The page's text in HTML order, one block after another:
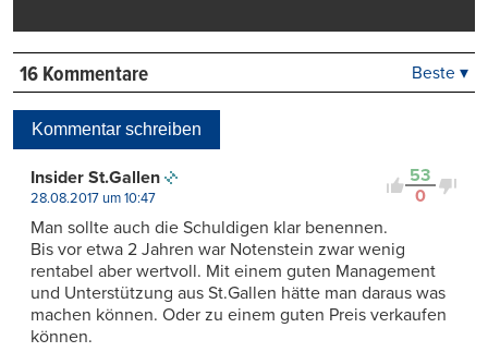
16 Kommentare Beste ▾
Kommentar schreiben
53
0
Insider St.Gallen
28.08.2017 um 10:47
Man sollte auch die Schuldigen klar benennen.
Bis vor etwa 2 Jahren war Notenstein zwar wenig
rentabel aber wertvoll. Mit einem guten Management
und Unterstützung aus St.Gallen hätte man daraus was
machen können. Oder zu einem guten Preis verkaufen
können.